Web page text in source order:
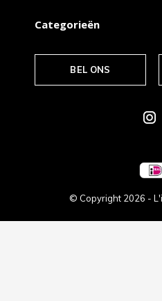
Categorieën
BEL ONS
© Copyright 2026 -